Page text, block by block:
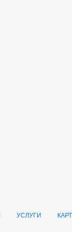
УСЛУГИ